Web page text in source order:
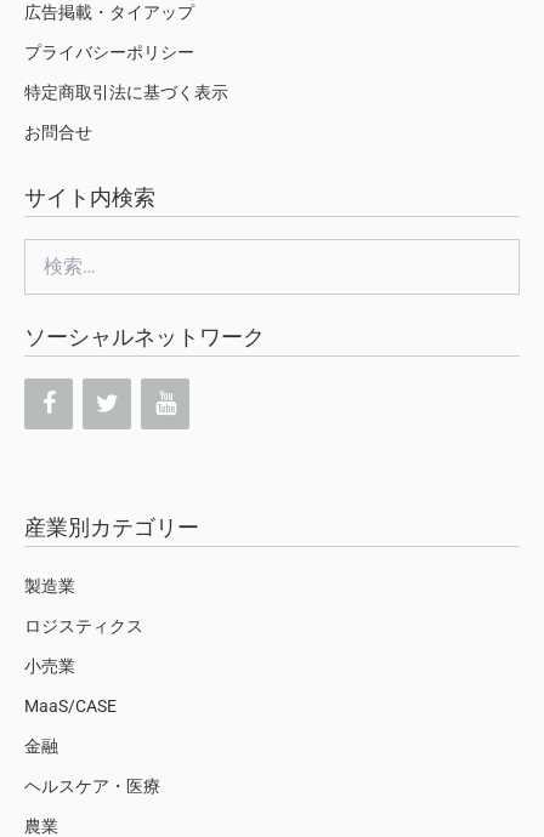
広告掲載・タイアップ
プライバシーポリシー
特定商取引法に基づく表示
お問合せ
サイト内検索
索:
ソーシャルネットワーク
産業別カテゴリー
製造業
ロジスティクス
小売業
MaaS/CASE
金融
ヘルスケア・医療
農業